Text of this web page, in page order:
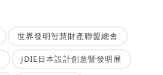
世界發明智慧財產聯盟總會
JDIE日本設計創意暨發明展